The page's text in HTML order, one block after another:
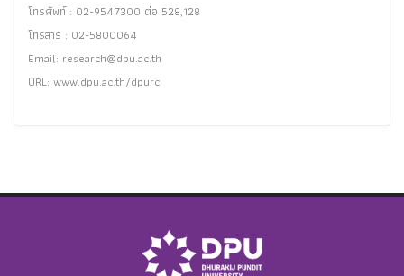
โทรศัพท์ : 02-9547300 ต่อ 528,128
โทรสาร : 02-5800064
Email: research@dpu.ac.th
URL: www.dpu.ac.th/dpurc